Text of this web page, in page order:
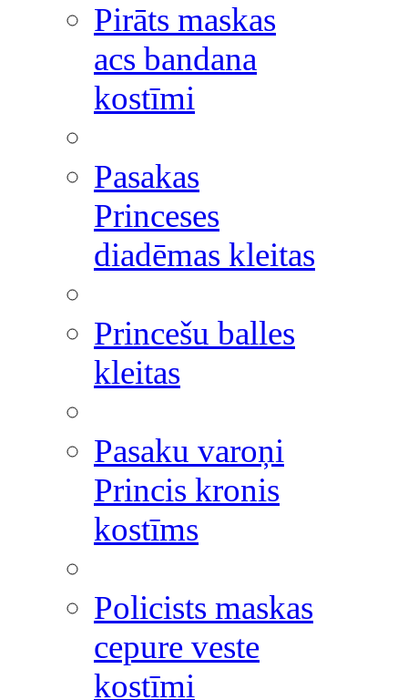
Pirāts maskas
acs bandana
kostīmi
Pasakas
Princeses
diadēmas kleitas
Princešu balles
kleitas
Pasaku varoņi
Princis kronis
kostīms
Policists maskas
cepure veste
kostīmi